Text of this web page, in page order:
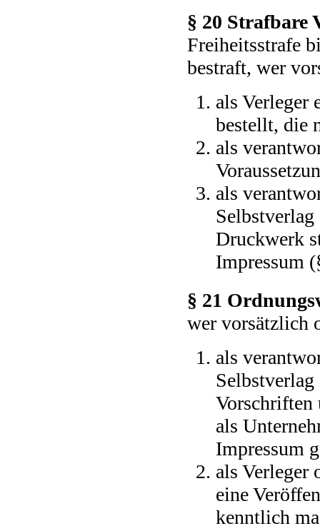
§ 20 Strafbare
Freiheitsstrafe
bestraft, wer
als Verleger
bestellt, die
als
als
Selbstverlag
Druckwerk
Impressum
§ 21
wer vorsätzlich
als
Selbstverlag
Vorschriften
als
Impressum
als Verleger
eine
kenntlich